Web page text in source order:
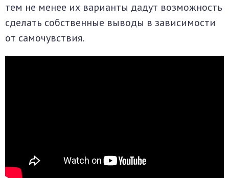
тем не менее их варианты дадут возможность
сделать собственные выводы в зависимости
от самочувствия.